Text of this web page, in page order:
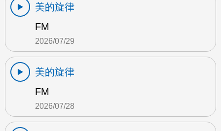
美的旋律
FM
2026/07/29
美的旋律
FM
2026/07/28